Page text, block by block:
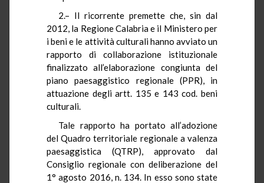
2.– Il ricorrente premette che, sin dal
2012, la Regione Calabria e il Ministero per
i beni e le attività culturali hanno avviato un
rapporto di collaborazione istituzionale
finalizzato all’elaborazione congiunta del
piano paesaggistico regionale (PPR), in
attuazione degli artt. 135 e 143 cod. beni
culturali.
Tale rapporto ha portato all’adozione
del Quadro territoriale regionale a valenza
paesaggistica (QTRP), approvato dal
Consiglio regionale con deliberazione del
1° agosto 2016, n. 134. In esso sono state